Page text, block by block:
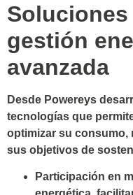
gestión
avanzada
Desde Powereys
tecnologías que
optimizar su consumo,
sus objetivos de
Participación en